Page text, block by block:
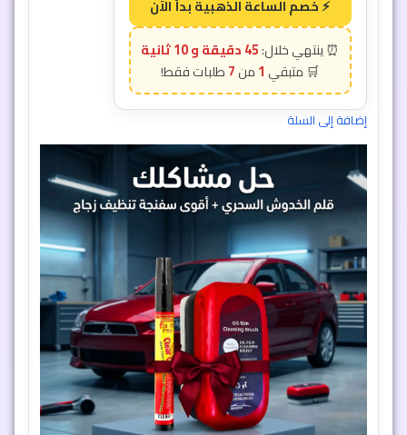
45 دقيقة و 7 ثانية
1
7